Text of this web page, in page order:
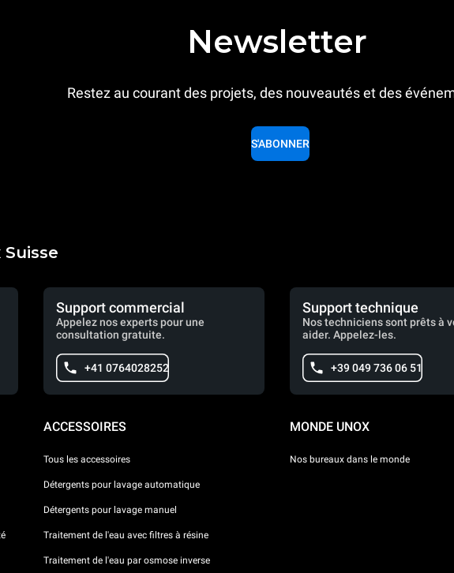
Newsletter
Restez au courant des projets, des nouveautés et des
S'ABONNER
Support commercial
Appelez nos experts pour une
consultation gratuite.
+41 0764028252
Support technique
Nos techniciens sont prêts à
aider. Appelez-les.
+39 049 736 06 51
ACCESSOIRES
Tous les accessoires
Détergents pour lavage automatique
Détergents pour lavage manuel
Traitement de l'eau avec filtres à résine
Traitement de l'eau par osmose inverse
MONDE UNOX
Nos bureaux dans le monde